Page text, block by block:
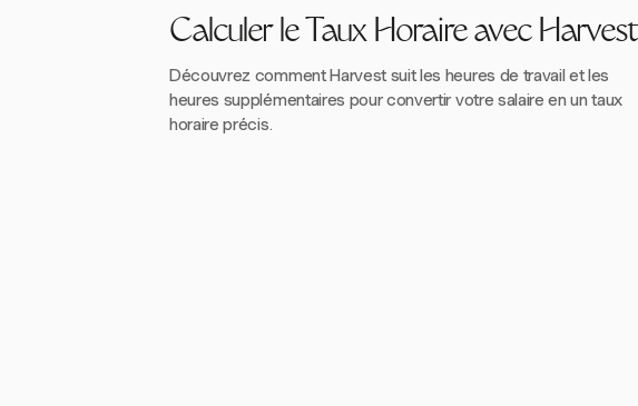
Calculer le Taux Horaire avec Harvest
Découvrez comment Harvest suit les heures de travail et les
heures supplémentaires pour convertir votre salaire en un taux
horaire précis.